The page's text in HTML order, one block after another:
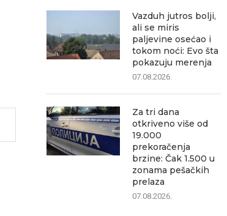
Vazduh jutros bolji,
ali se miris
paljevine osećao i
tokom noći: Evo šta
pokazuju merenja
07.08.2026.
Za tri dana
otkriveno više od
19.000
prekoračenja
brzine: Čak 1.500 u
zonama pešačkih
prelaza
07.08.2026.